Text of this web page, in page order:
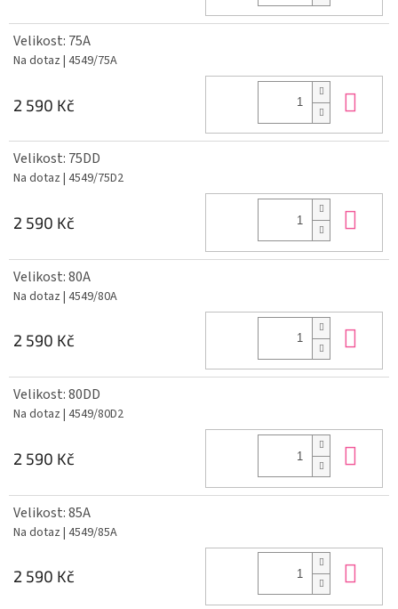
Velikost: 75A
Na dotaz | 4549/75A
2 590 Kč
Velikost: 75DD
Na dotaz | 4549/75D2
2 590 Kč
Velikost: 80A
Na dotaz | 4549/80A
2 590 Kč
Velikost: 80DD
Na dotaz | 4549/80D2
2 590 Kč
Velikost: 85A
Na dotaz | 4549/85A
2 590 Kč